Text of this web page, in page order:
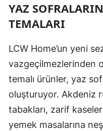
YAZ
TEMALARI
LCW Home’un yeni
vazgeçilmezlerinden
temalı ürünler, yaz
oluşturuyor. Akdeniz
tabakları, zarif
yemek masalarına